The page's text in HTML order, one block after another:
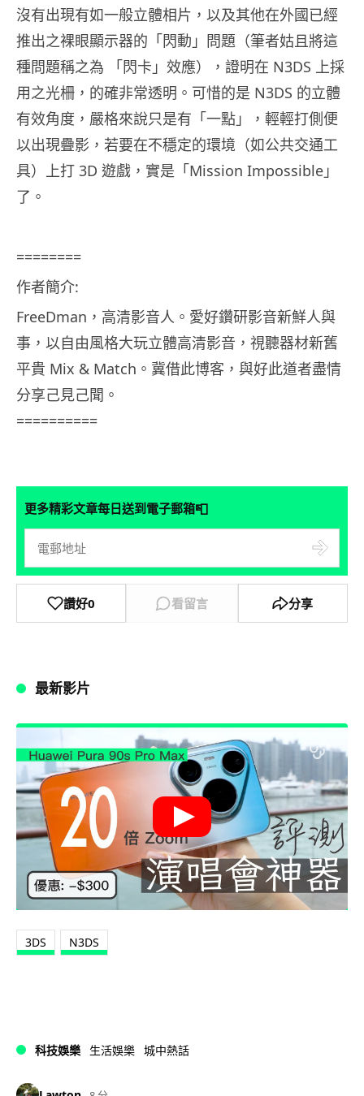
沒有出現有如一般立體相片，以及其他在外國已經
推出之裸眼顯示器的「閃動」問題（筆者姑且將這
種問題稱之為 「閃卡」效應），證明在 N3DS 上採
用之光柵，的確非常透明。可惜的是 N3DS 的立體
有效角度，嚴格來說只是有「一點」，輕輕打側便
以出現疊影，若要在不穩定的環境（如公共交通工
具）上打 3D 遊戲，實是「Mission Impossible」
了。
========
作者簡介:
FreeDman，高清影音人。愛好鑽研影音新鮮人與
事，以自由風格大玩立體高清影音，視聽器材新舊
平貴 Mix & Match。冀借此博客，與好此道者盡情
分享己見己聞。
==========
更多精彩文章每日送到電子郵箱📮
讚好0 看留言 分享
最新影片
3DS N3DS
科技娛樂 生活娛樂 城中熱話